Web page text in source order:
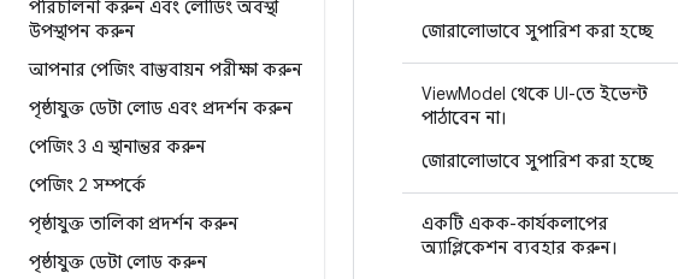
পরিচালনা করুন এবং লোডিং অবস্থা
উপস্থাপন করুন
আপনার পেজিং বাস্তবায়ন পরীক্ষা করুন
পৃষ্ঠাযুক্ত ডেটা লোড এবং প্রদর্শন করুন
পেজিং 3 এ স্থানান্তর করুন
পেজিং 2 সম্পর্কে
পৃষ্ঠাযুক্ত তালিকা প্রদর্শন করুন
পৃষ্ঠাযুক্ত ডেটা লোড করুন
জোরালোভাবে সুপারিশ করা হচ্ছে
ViewModel থেকে UI-তে ইভেন্ট
পাঠাবেন না।
জোরালোভাবে সুপারিশ করা হচ্ছে
একটি একক-কার্যকলাপের
অ্যাপ্লিকেশন ব্যবহার করুন।